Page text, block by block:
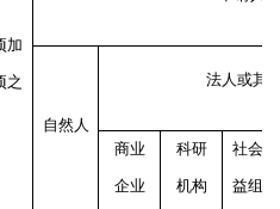
加
之
自然人
法人或其
商业
企业
科研
机构
社会公
益组织